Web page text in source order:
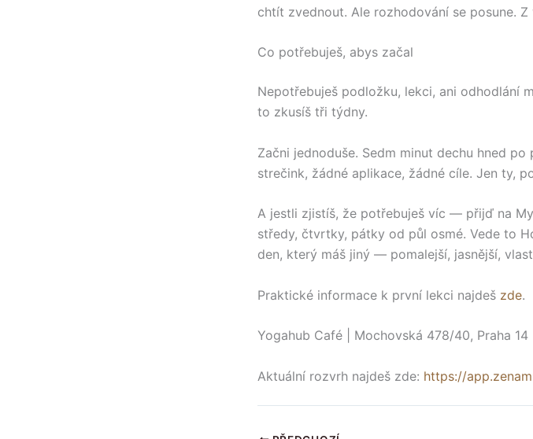
chtít zvednout. Ale rozhodování se posune.
Co potřebuješ, abys začal
Nepotřebuješ podložku, lekci, ani odhodlání
to zkusíš tři týdny.
Začni jednoduše. Sedm minut dechu hned
strečink, žádné aplikace, žádné cíle. Jen ty,
A jestli zjistíš, že potřebuješ víc — přijď na
středy, čtvrtky, pátky od půl osmé. Vede to
den, který máš jiný — pomalejší, jasnější,
Praktické informace k první lekci najdeš zde.
Yogahub Café | Mochovská 478/40, Praha
Aktuální rozvrh najdeš zde: https://